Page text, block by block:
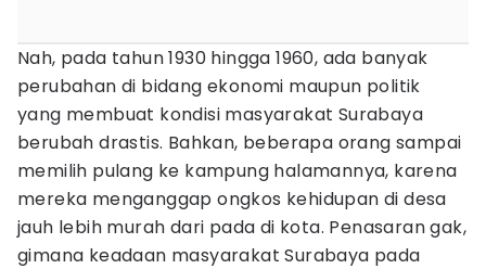
Nah, pada tahun 1930 hingga 1960, ada banyak
perubahan di bidang ekonomi maupun politik
yang membuat kondisi masyarakat Surabaya
berubah drastis. Bahkan, beberapa orang sampai
memilih pulang ke kampung halamannya, karena
mereka menganggap ongkos kehidupan di desa
jauh lebih murah dari pada di kota. Penasaran gak,
gimana keadaan masyarakat Surabaya pada